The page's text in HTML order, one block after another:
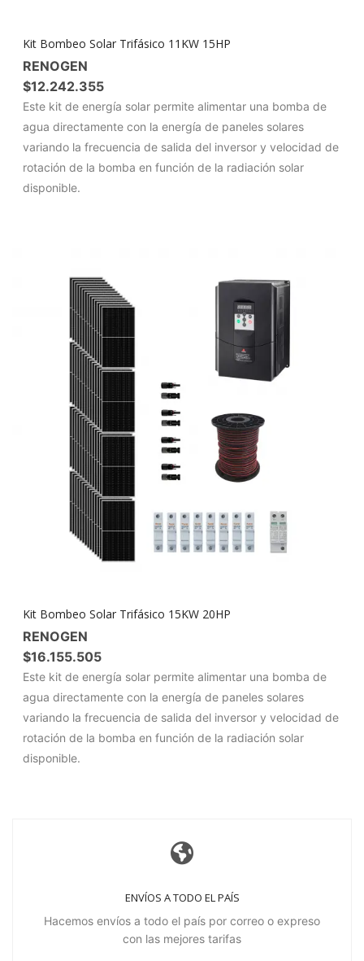
Kit Bombeo Solar Trifásico 11KW 15HP
RENOGEN
$12.242.355
Este kit de energía solar permite alimentar una bomba de
agua directamente con la energía de paneles solares
variando la frecuencia de salida del inversor y velocidad de
rotación de la bomba en función de la radiación solar
disponible.
Kit Bombeo Solar Trifásico 15KW 20HP
RENOGEN
$16.155.505
Este kit de energía solar permite alimentar una bomba de
agua directamente con la energía de paneles solares
variando la frecuencia de salida del inversor y velocidad de
rotación de la bomba en función de la radiación solar
disponible.
ENVÍOS A TODO EL PAÍS
Hacemos envíos a todo el país por correo o expreso
con las mejores tarifas